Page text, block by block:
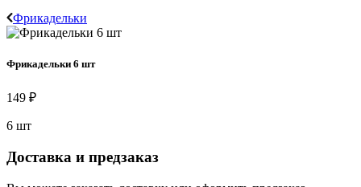
Фрикадельки
Фрикадельки 6 шт
149 ₽
6 шт
Доставка и предзаказ